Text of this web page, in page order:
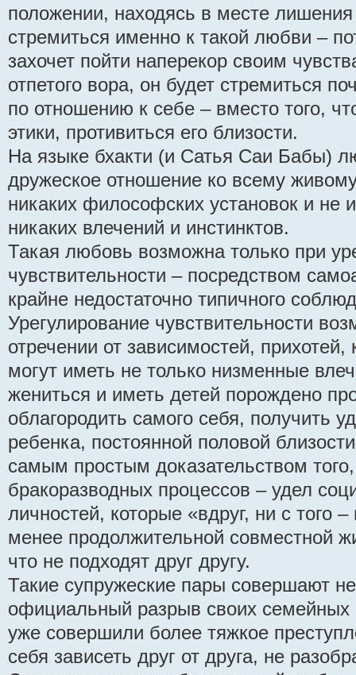
положении, находясь в месте
стремиться именно к такой любви –
захочет пойти наперекор своим
отпетого вора, он будет стремиться
по отношению к себе – вместо того,
этики, противиться его близости.
На языке бхакти (и Сатья Саи Бабы)
дружеское отношение ко всему
никаких философских установок и
никаких влечений и инстинктов.
Такая любовь возможна только при
чувствительности – посредством
крайне недостаточно типичного
Урегулирование чувствительности
отречении от зависимостей, прихотей,
могут иметь не только низменные
жениться и иметь детей порождено
облагородить самого себя, получить
ребенка, постоянной половой
самым простым доказательством
бракоразводных процессов – удел
личностей, которые «вдруг, ни с того
менее продолжительной совместной
что не подходят друг другу.
Такие супружеские пары совершают
официальный разрыв своих семейных
уже совершили более тяжкое
себя зависеть друг от друга, не